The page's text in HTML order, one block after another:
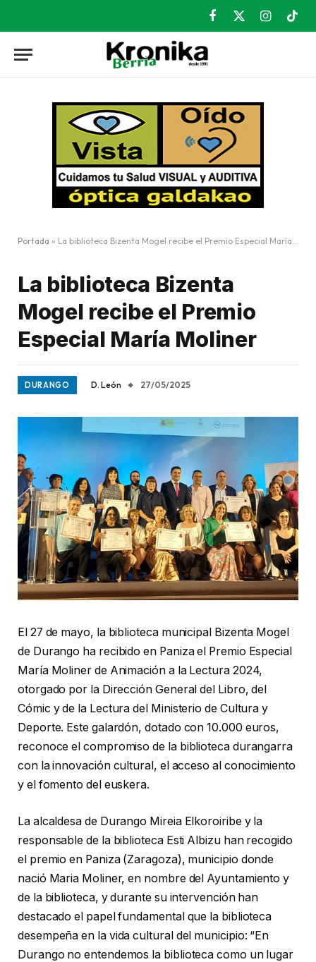
Facebook
X
Instagram
Portada » La biblioteca Bizenta Mogel recibe el Premio Especial María Moliner
La biblioteca Bizenta
Mogel recibe el Premio
Especial María Moliner
DURANGO D. León 27/05/2025
El 27 de mayo, la biblioteca municipal Bizenta Mogel
de Durango ha recibido en Paniza el Premio Especial
María Moliner de Animación a la Lectura 2024,
otorgado por la Dirección General del Libro, del
Cómic y de la Lectura del Ministerio de Cultura y
Deporte. Este galardón, dotado con 10.000 euros,
reconoce el compromiso de la biblioteca durangarra
con la innovación cultural, el acceso al conocimiento
y el fomento del euskera.
La alcaldesa de Durango Mireia Elkoroiribe y la
responsable de la biblioteca Esti Albizu han recogido
el premio en Paniza (Zaragoza), municipio donde
nació Maria Moliner, en nombre del Ayuntamiento y
de la biblioteca, y durante su intervención han
destacado el papel fundamental que la biblioteca
desempeña en la vida cultural del municipio: “En
Durango no entendemos la biblioteca como un lugar